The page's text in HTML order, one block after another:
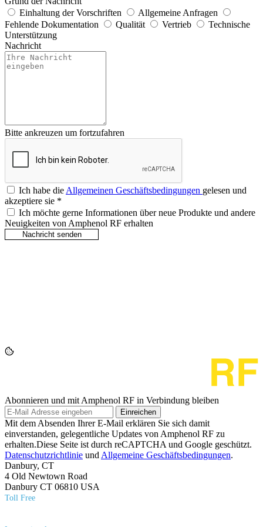
Einhaltung der Vorschriften
Allgemeine Anfragen
Fehlende Dokumentation
Qualität Vertrieb
Technische
Unterstützung
Nachricht
Bitte ankreuzen um fortzufahren
Ich habe dieAllgemeinen Geschäftsbedingungen gelesen und
akzeptiere sie *
Ich möchte gerne Informationen über neue Produkte und andere
Neuigkeiten von Amphenol RF erhalten
Abonnieren und mit Amphenol RF in Verbindung bleiben
Einreichen
Mit dem Absenden Ihrer E-Mail erklären Sie sich damit
einverstanden, gelegentliche Updates von Amphenol RF zu
erhalten.Diese Seite ist durch reCAPTCHA und Google geschützt.
Datenschutzrichtlinie und Allgemeine Geschäftsbedingungen.
Danbury, CT
4 Old Newtown Road
Danbury CT 06810 USA
Toll Free